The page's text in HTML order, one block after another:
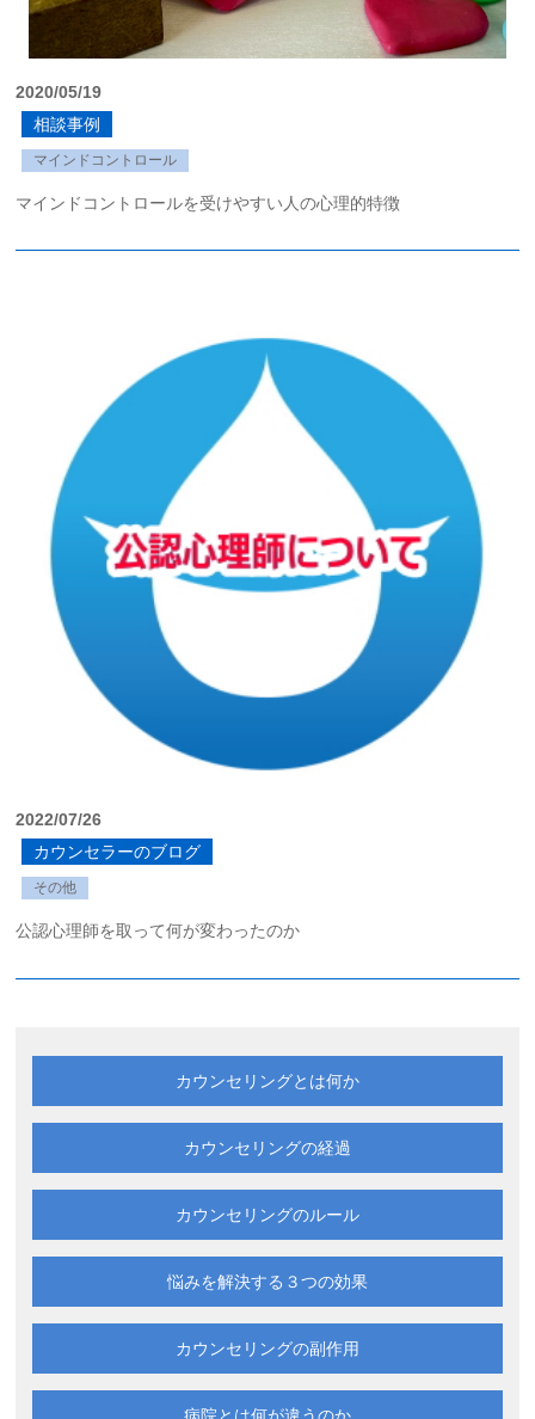
2020/05/19
相談事例
マインドコントロール
マインドコントロールを受けやすい人の心理的特徴
2022/07/26
カウンセラーのブログ
その他
公認心理師を取って何が変わったのか
カウンセリングとは何か
カウンセリングの経過
カウンセリングのルール
悩みを解決する ３つの効果
カウンセリングの副作用